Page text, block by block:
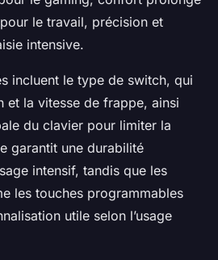
le travail, précision et
intensive.
incluent le type de switch, qui
et la vitesse de frappe, ainsi
du clavier pour limiter la
garantit une durabilité
intensif, tandis que les
les touches programmables
utile selon l’usage